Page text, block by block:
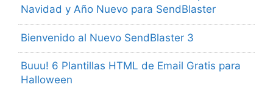
Navidad y Año Nuevo para SendBlaster
Bienvenido al Nuevo SendBlaster 3
Buuu! 6 Plantillas HTML de Email Gratis para
Halloween